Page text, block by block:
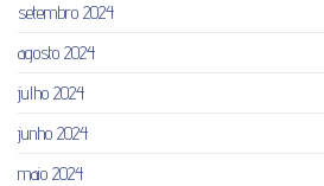
setembro 2024
agosto 2024
julho 2024
junho 2024
maio 2024